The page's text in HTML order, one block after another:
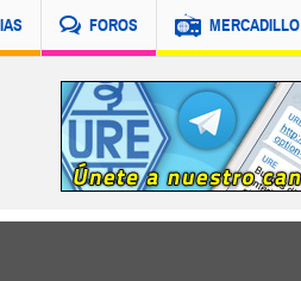
FOROS MERCADILLO